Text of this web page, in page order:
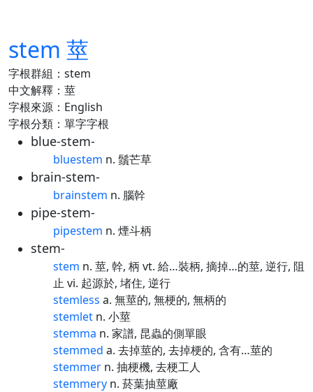
stem 莖
字根群組：stem
中文解釋：莖
字根來源：English
字根分類：單字字根
blue-stem-
bluestem n. 鬚芒草
brain-stem-
brainstem n. 腦幹
pipe-stem-
pipestem n. 煙斗柄
stem-
stem n. 莖, 幹, 柄 vt. 給…裝柄, 摘掉…的莖, 逆行, 阻
止 vi. 起源於, 堵住, 逆行
stemless a. 無莖的, 無梗的, 無柄的
stemlet n. 小莖
stemma n. 家譜, 昆蟲的側單眼
stemmed a. 去掉莖的, 去掉梗的, 含有…莖的
stemmer n. 抽梗機, 去梗工人
stemmery n. 菸葉抽莖廠